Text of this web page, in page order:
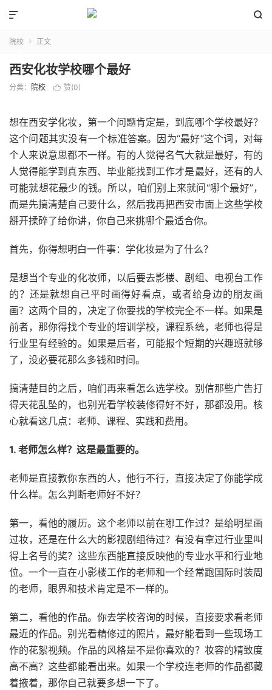


院校  正文
西安化妆学校哪个最好
分类： 院校  赞(0)
想在西安学化妆，第一个问题肯定是，到底哪个学校最好？
这个问题其实没有一个标准答案。因为“最好”这个词，对每
个人来说意思都不一样。有的人觉得名气大就是最好，有的
人觉得能学到真东西、毕业能找到工作才是最好，还有的人
可能就想花最少的钱。所以，咱们别上来就问“哪个最好”，
而是先搞清楚自己要什么，然后我再把西安市面上这些学校
掰开揉碎了给你讲，你自己来挑哪个最适合你。
首先，你得想明白一件事：学化妆是为了什么？
是想当个专业的化妆师，以后要去影楼、剧组、电视台工作
的？还是就想自己平时画得好看点，或者给身边的朋友画
画？这两个目的，决定了你要找的学校完全不一样。如果是
前者，那你得找个专业的培训学校，课程系统，老师也得是
行业里有经验的。如果是后者，可能报个短期的兴趣班就够
了，没必要花那么多钱和时间。
搞清楚目的之后，咱们再来看怎么选学校。别信那些广告打
得天花乱坠的，也别光看学校装修得好不好，那都没用。核
心就看这几点：老师、课程、实践和费用。
1. 老师怎么样？这是最重要的。
老师是直接教你东西的人，他行不行，直接决定了你能学成
什么样。怎么判断老师好不好？
第一，看他的履历。这个老师以前在哪工作过？是给明星画
过妆，还是在什么大的影视剧组待过？有没有拿过行业里叫
得上名号的奖？这些东西能直接反映他的专业水平和行业地
位。一个一直在小影楼工作的老师和一个经常跑国际时装周
的老师，眼界和技术肯定是不一样的。
第二，看他的作品。你去学校咨询的时候，直接要求看老师
最近的作品。别光看精修过的照片，最好能看到一些现场工
作的花絮视频。作品的风格是不是你喜欢的？妆容的精致度
高不高？这些都能看出来。如果一个学校连老师的作品都藏
着掖着，那你自己就要多想一下了。